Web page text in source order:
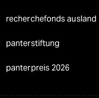
recherchefonds ausland
panterstiftung
panterpreis 2026